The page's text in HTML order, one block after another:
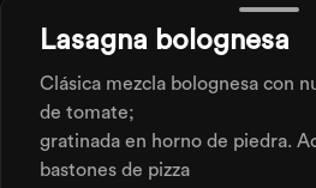
SAN MARZANO S.A.S
Política de privacidad
Redes sociales
Lasagna bolognesa
Clásica mezcla bolognesa con
de tomate;
gratinada en horno de piedra.
bastones de pizza